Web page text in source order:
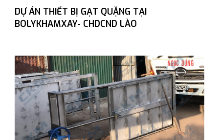
DỰ ÁN THIẾT BỊ GẠT QUẶNG TẠI
BOLYKHAMXAY- CHDCND LÀO